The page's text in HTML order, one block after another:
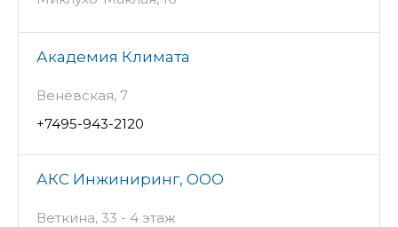
Академия Климата
Венёвская, 7
+7495-943-2120
АКС Инжиниринг, ООО
Веткина, 33 - 4 этаж